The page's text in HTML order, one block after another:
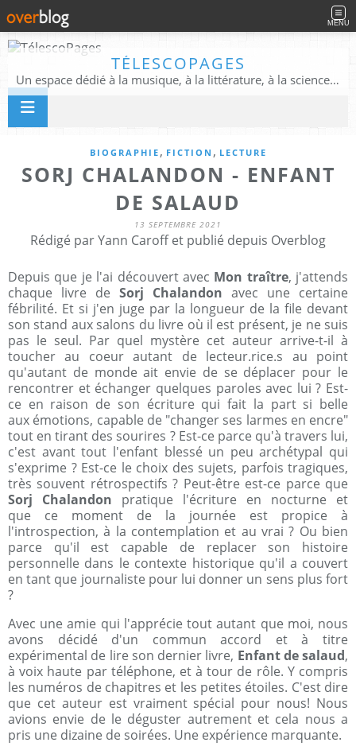
MENU
TÉLESCOPAGES
Un espace dédié à la musique, à la littérature, à la science, à la conscience, et au-delà
BIOGRAPHIE , FICTION , LECTURE
SORJ CHALANDON - ENFANT
DE SALAUD
13 SEPTEMBRE 2021
Rédigé par Yann Caroff et publié depuis Overblog
Depuis que je l'ai découvert avec Mon traître, j'attends
chaque livre de Sorj Chalandon avec une certaine
fébrilité. Et si j'en juge par la longueur de la file devant
son stand aux salons du livre où il est présent, je ne suis
pas le seul. Par quel mystère cet auteur arrive-t-il à
toucher au coeur autant de lecteur.rice.s au point
qu'autant de monde ait envie de se déplacer pour le
rencontrer et échanger quelques paroles avec lui ? Est-
ce en raison de son écriture qui fait la part si belle
aux émotions, capable de "changer ses larmes en encre"
tout en tirant des sourires ? Est-ce parce qu'à travers lui,
c'est avant tout l'enfant blessé un peu archétypal qui
s'exprime ? Est-ce le choix des sujets, parfois tragiques,
très souvent rétrospectifs ? Peut-être est-ce parce que
Sorj Chalandon pratique l'écriture en nocturne et
que ce moment de la journée est propice à
l'introspection, à la contemplation et au vrai ? Ou bien
parce qu'il est capable de replacer son histoire
personnelle dans le contexte historique qu'il a couvert
en tant que journaliste pour lui donner un sens plus fort
?
Avec une amie qui l'apprécie tout autant que moi, nous
avons décidé d'un commun accord et à titre
expérimental de lire son dernier livre, Enfant de salaud,
à voix haute par téléphone, et à tour de rôle. Y compris
les numéros de chapitres et les petites étoiles. C'est dire
que cet auteur est vraiment spécial pour nous! Nous
avions envie de le déguster autrement et cela nous a
pris une dizaine de soirées. Une expérience marquante.